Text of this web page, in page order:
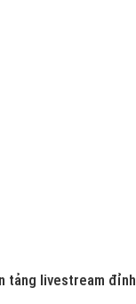
tảng livestream